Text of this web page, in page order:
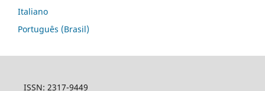
Italiano
Português (Brasil)
ISSN: 2317-9449